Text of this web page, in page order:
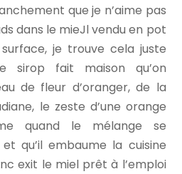
que je n’aime pas
dans le mieJl vendu en pot
je trouve cela juste
sirop fait maison qu’on
de fleur d’oranger, de la
le zeste d’une orange
quand le mélange se
qu’il embaume la cuisine
exit le miel prêt à l’emploi